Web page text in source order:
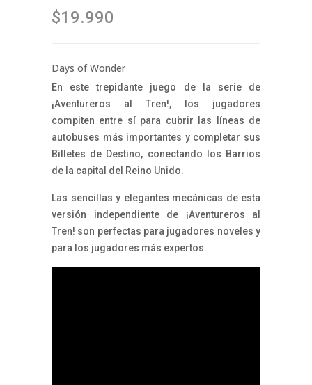
$19.990
Days of Wonder
En este trepidante juego de la serie de
¡Aventureros al Tren!, los jugadores
compiten entre sí para cubrir las líneas de
autobuses más importantes y completar sus
Billetes de Destino, conectando los Barrios
de la capital del Reino Unido.
Las sencillas y elegantes mecánicas de esta
versión independiente de ¡Aventureros al
Tren! son perfectas para jugadores noveles y
para los jugadores más expertos.